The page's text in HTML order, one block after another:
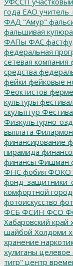
года ЕАО
ФАД "Амур"
фальшивая купюра
ФАПы ФАС
федеральная
сетевая компания
средства
фейки фейковые
Феоктистов
культуры
скульптур
Физкультурно-
выплата
финансирование
пирамида
финансы Фишман
ФНС фобия
комфортной
фотоискусство
ФСБ ФСИН ФСО
Хабаровский край
шайбой Холдоми
хранение
хулиганы целевое
тигр" центр